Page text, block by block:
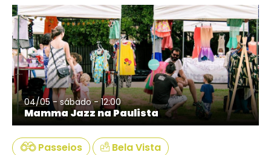
para
o
conteúdo
04/05 - sábado - 12:00
Mamma Jazz na Paulista
Passeios Bela Vista